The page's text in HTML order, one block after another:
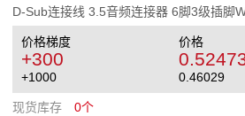
D-Sub连接线 3.5音频连接器 6脚3级插脚
价格梯度 价格
+300
+1000 0.46029
现货库存
0个